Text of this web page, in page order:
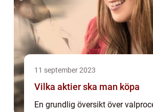
11 september 2023
Vilka aktier ska man köpa
En grundlig översikt över